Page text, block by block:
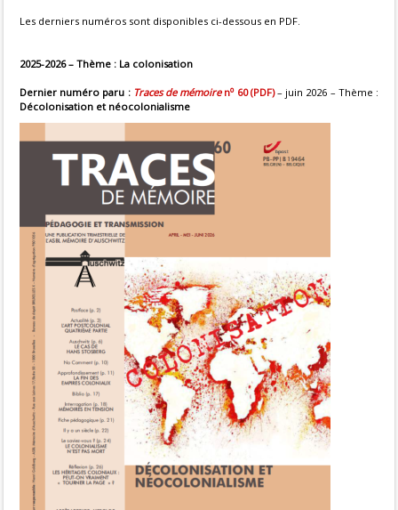
Les derniers numéros sont disponibles ci-dessous en PDF.
2025-2026 – Thème : La colonisation
Dernier numéro paru : Traces de mémoireno60 (PDF)– juin 2026 – Thème :
Décolonisation et néocolonialisme